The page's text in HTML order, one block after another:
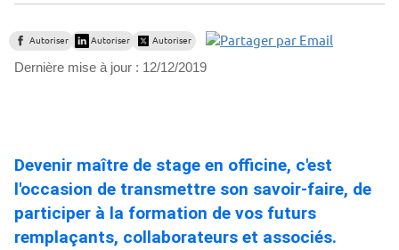
Autoriser Autoriser Autoriser
Dernière mise à jour : 12/12/2019
Devenir maître de stage en officine, c'est
l'occasion de transmettre son savoir-faire, de
participer à la formation de vos futurs
remplaçants, collaborateurs et associés.